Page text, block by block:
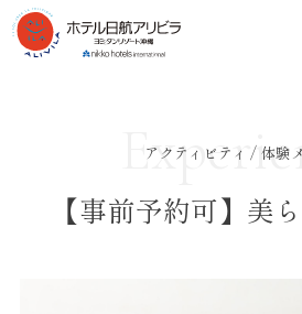
アクティビティ / 体験
【事前予約可】美